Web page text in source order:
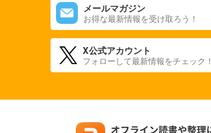
メールマガジン
お得な最新情報を受け取ろう！
X公式アカウント
フォローして最新情報をチェック！